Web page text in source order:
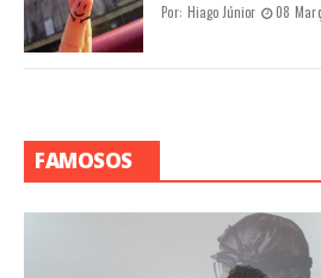
Por: Hiago Júnior 08
FAMOSOS